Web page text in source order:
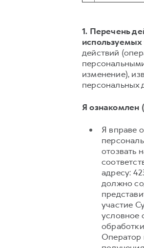
1. Перечень
действий
изменение),
персональных
Я ознакомлен
Я вправе
отозвать
адресу:
должно
участие
условное
Оператор